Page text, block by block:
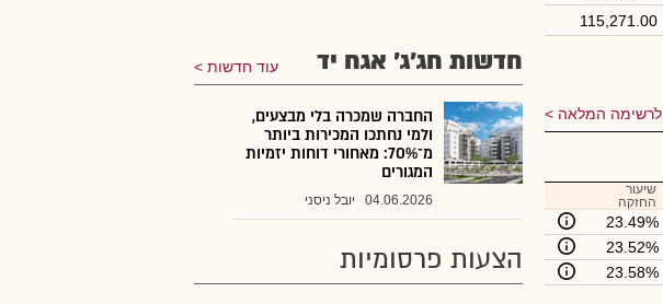
115,271.00
לרשימה המלאה
שיעור
החזקה
23.49%
23.52%
23.58%
חדשות חג'ג' אגח יד עוד חדשות
החברה שמכרה בלי מבצעים,
ולמי נחתכו המכירות ביותר
מ־70%: מאחורי דוחות יזמיות
המגורים
04.06.2026 יובל ניסני
הצעות פרסומיות